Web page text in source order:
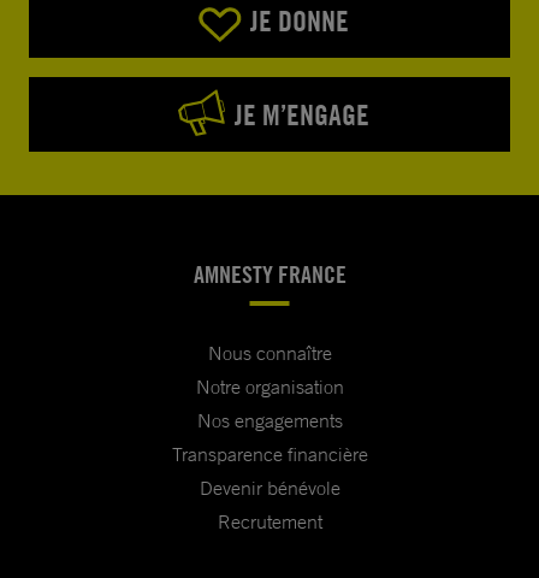
JE DONNE
JE M’ENGAGE
AMNESTY FRANCE
Nous connaître
Notre organisation
Nos engagements
Transparence financière
Devenir bénévole
Recrutement